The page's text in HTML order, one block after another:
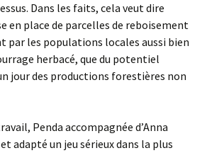
Dans les faits, cela veut dire
en place de parcelles de reboisement
par les populations locales aussi bien
herbacé, que du potentiel
jour des productions forestières non
Penda accompagnée d’Anna
adapté un jeu sérieux dans la plus